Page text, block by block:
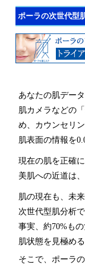
ポーラの次世代型
あなたの肌デー
肌カメラなどの
め、カウンセリン
肌表面の情報を
現在の肌を正確
美肌への近道は
肌の現在も、未
次世代型肌分析で
事実、約70%も
肌状態を見極め
そこで、ポーラ